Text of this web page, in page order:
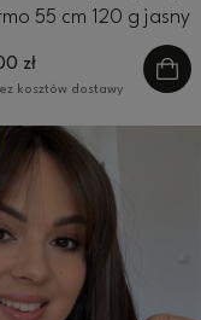
55 cm 120 g jasny
zł
kosztów dostawy